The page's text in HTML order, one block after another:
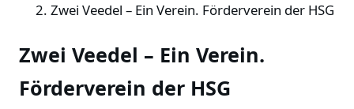
Zwei Veedel – Ein Verein. Förderverein der HSG
Zwei Veedel – Ein Verein.
Förderverein der HSG